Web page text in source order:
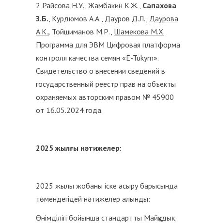
2 Райсова Н.У., Жамбакин К.Ж., Сапахова
З.Б., Курдюмов А.А., Дауров Д.Л., Даурова
А.К., Тойшиманов М.Р., Шамекова М.Х.
Программа для ЭВМ Цифровая платформа
контроля качества семян «E-Tukym».
Cвидетельство о внесении сведений в
государственный реестр прав на объекты
охраняемых авторским правом № 45900
от 16.05.2024 года.
2025 жылғы нәтижелер:
2025 жылы жобаны іске асыру барысында
төмендегідей нәтижелер алынды:
Өнімділігі бойынша стандартты Майқұдық